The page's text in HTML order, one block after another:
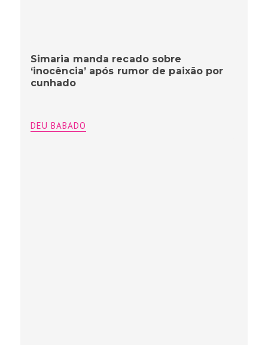
Simaria manda recado sobre
‘inocência’ após rumor de paixão por
cunhado
DEU BABADO